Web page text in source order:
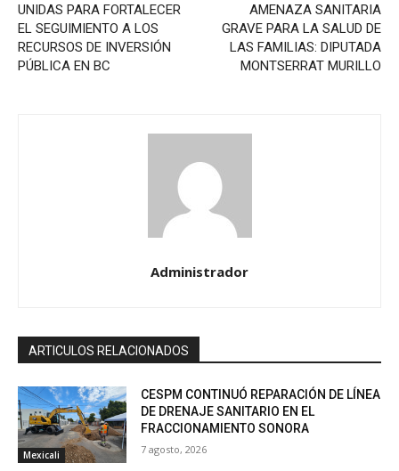
UNIDAS PARA FORTALECER
EL SEGUIMIENTO A LOS
RECURSOS DE INVERSIÓN
PÚBLICA EN BC
AMENAZA SANITARIA
GRAVE PARA LA SALUD DE
LAS FAMILIAS: DIPUTADA
MONTSERRAT MURILLO
Administrador
ARTICULOS RELACIONADOS
Mexicali
CESPM CONTINUÓ REPARACIÓN DE LÍNEA
DE DRENAJE SANITARIO EN EL
FRACCIONAMIENTO SONORA
7 agosto, 2026